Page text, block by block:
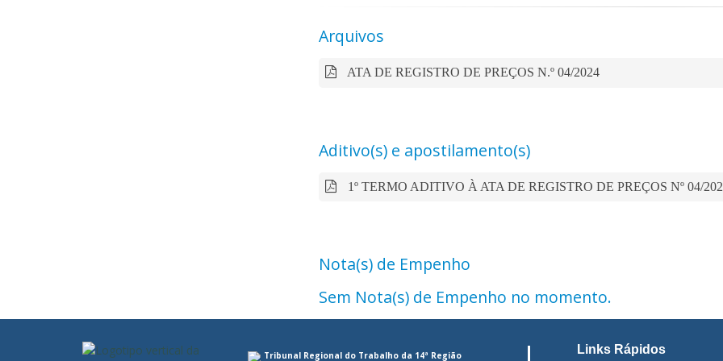
Arquivos
ATA DE REGISTRO DE PREÇOS N.º 04/2024
Aditivo(s) e apostilamento(s)
1º TERMO ADITIVO À ATA DE REGISTRO DE PREÇOS Nº 04/
Nota(s) de Empenho
Sem Nota(s) de Empenho no momento.
Tribunal Regional do Trabalho da 14ª Região Links Rápidos